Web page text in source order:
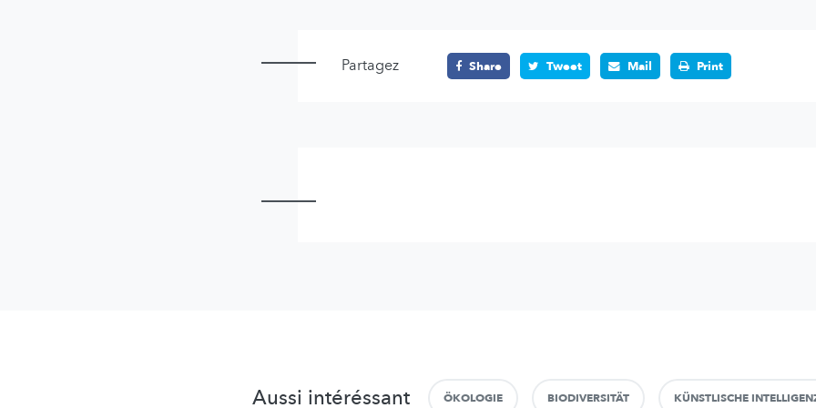
Partagez Share Tweet Mail Print
Aussi intéréssant ÖKOLOGIE BIODIVERSITÄT KÜNSTLISCHE